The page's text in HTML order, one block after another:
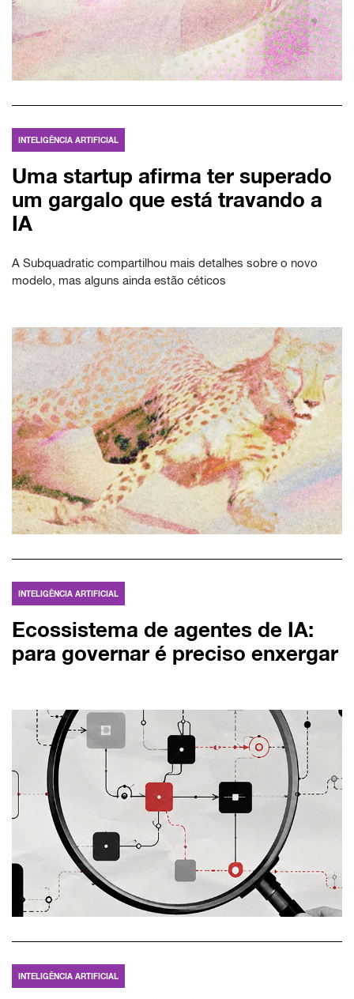
INTELIGÊNCIA ARTIFICIAL
Uma startup afirma ter superado
um gargalo que está travando a
IA
A Subquadratic compartilhou mais detalhes sobre o novo
modelo, mas alguns ainda estão céticos
INTELIGÊNCIA ARTIFICIAL
Ecossistema de agentes de IA:
para governar é preciso enxergar
INTELIGÊNCIA ARTIFICIAL